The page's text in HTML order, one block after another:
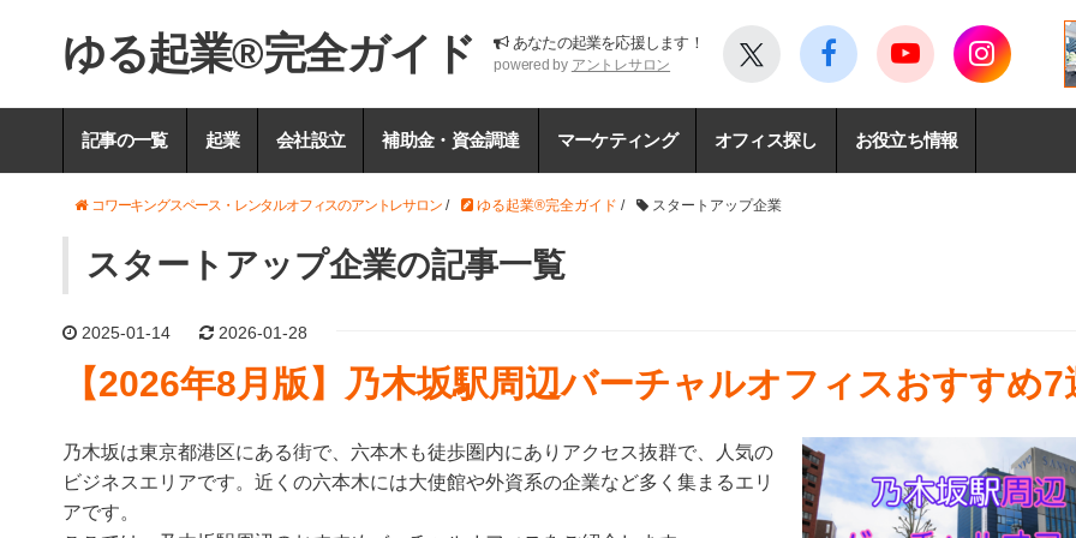
ゆる起業®完全ガイド あなたの起業を応援します！
powered by アントレサロン
記事の一覧 起業 会社設立 補助金・資金調達 マーケティング オフィス探し お役立ち情報
コワーキングスペース・レンタルオフィスのアントレサロン/ ゆる起業®完全ガイド / スタートアップ企業
スタートアップ企業の記事一覧
2025-01-14 2026-01-28
【2026年8月版】乃木坂駅周辺バーチャルオフィスおすすめ7
乃木坂は東京都港区にある街で、六本木も徒歩圏内にありアクセス抜群で、人気の
ビジネスエリアです。近くの六本木には大使館や外資系の企業など多く集まるエリ
アです。